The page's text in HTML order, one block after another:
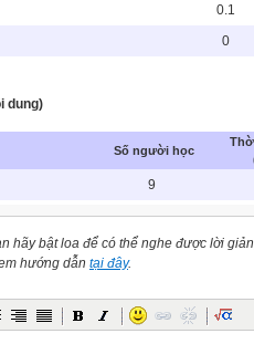
0.1
0
dung)
Số người học
9
hãy bật loa để có thể nghe được lời
hướng dẫn tại đây.